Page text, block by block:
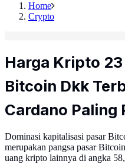
Home
Crypto
Harga Kripto
Bitcoin Dkk
Cardano Paling
Dominasi kapitalisasi pasar
merupakan pangsa pasar
uang kripto lainnya di angka